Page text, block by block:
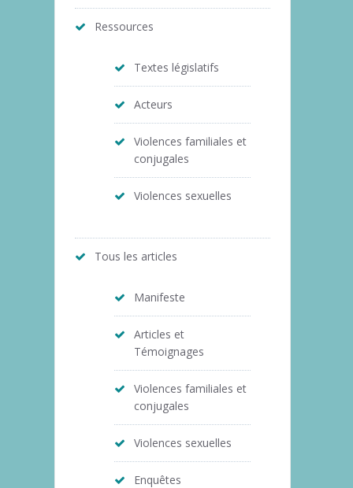
Ressources
Textes législatifs
Acteurs
Violences familiales et
conjugales
Violences sexuelles
Tous les articles
Manifeste
Articles et
Témoignages
Violences familiales et
conjugales
Violences sexuelles
Enquêtes